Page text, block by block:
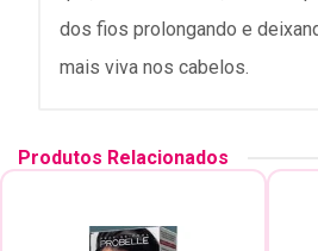
dos fios prolongando e
mais viva nos cabelos.
Produtos Relacionados